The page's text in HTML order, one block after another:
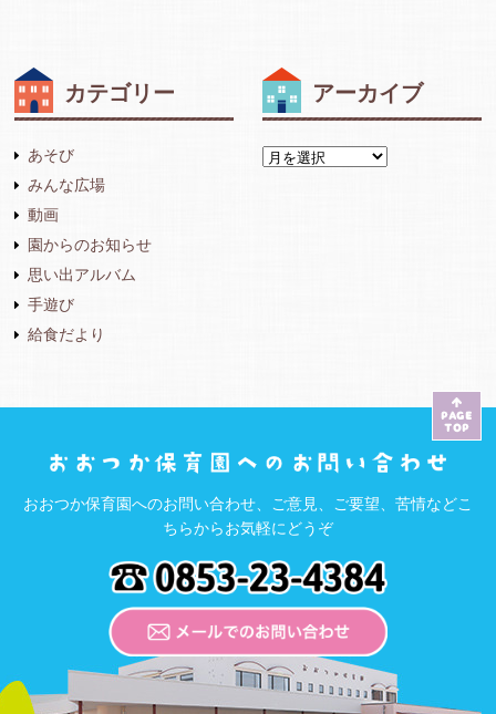
カテゴリー
あそび
みんな広場
動画
園からのお知らせ
思い出アルバム
手遊び
給食だより
アーカイブ
おおつか保育園へのお問い合わせ、ご意見、ご要望、苦情などこ
ちらからお気軽にどうぞ